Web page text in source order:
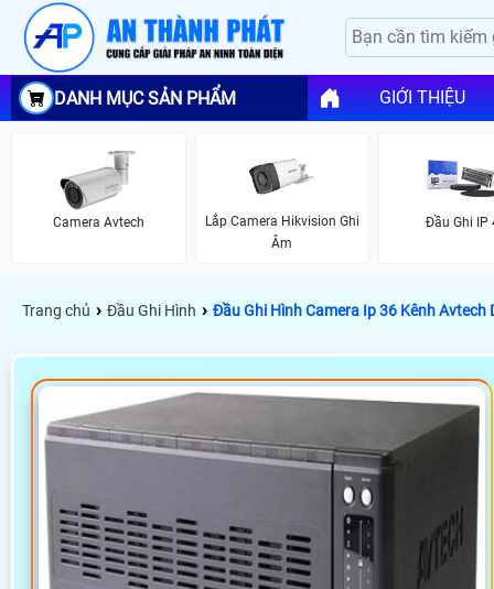
DANH MỤC SẢN PHẨM GIỚI THIỆU
Camera Avtech
Lắp Camera Hikvision Ghi
Âm
Đầu Ghi IP
Trang chủ › Đầu Ghi Hình › Đầu Ghi Hình Camera Ip 36 Kênh Avtech